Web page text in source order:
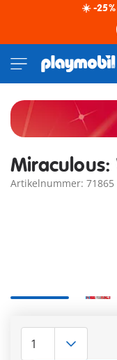
☀️ -
Miraculous:
Artikelnummer: 71865
Die Lieferzeit